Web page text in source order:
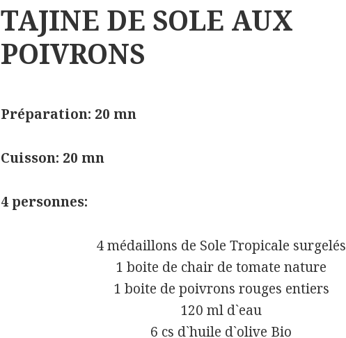
TAJINE DE SOLE AUX
POIVRONS
Préparation: 20 mn
Cuisson: 20 mn
4 personnes:
4 médaillons de Sole Tropicale surgelés
1 boite de chair de tomate nature
1 boite de poivrons rouges entiers
120 ml d`eau
6 cs d`huile d`olive Bio